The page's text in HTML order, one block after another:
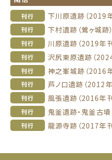
刊行 下川原遺跡（2019
刊行 下村遺跡（鶯ヶ城跡
刊行 川原遺跡（2019年刊
刊行 沢尻東原遺跡（
刊行 神之峯城跡（2016
刊行 芦ノ口遺跡（2012年
刊行 風張遺跡（2016年刊
刊行 鬼釜遺跡・鬼釜古墳
刊行 龍源寺跡（2017年刊